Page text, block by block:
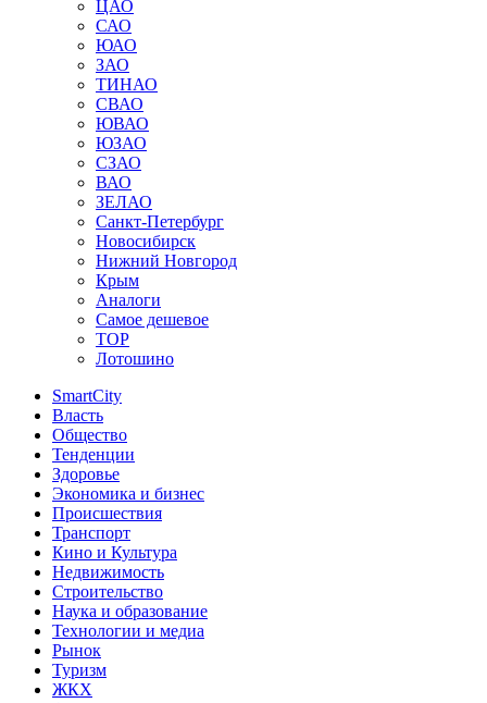
ЦАО
САО
ЮАО
ЗАО
ТИНАО
СВАО
ЮВАО
ЮЗАО
СЗАО
ВАО
ЗЕЛАО
Санкт-Петербург
Новосибирск
Нижний Новгород
Крым
Аналоги
Самое дешевое
TOP
Лотошино
SmartCity
Власть
Общество
Тенденции
Здоровье
Экономика и бизнес
Происшествия
Транспорт
Кино и Культура
Недвижимость
Строительство
Наука и образование
Технологии и медиа
Рынок
Туризм
ЖКХ